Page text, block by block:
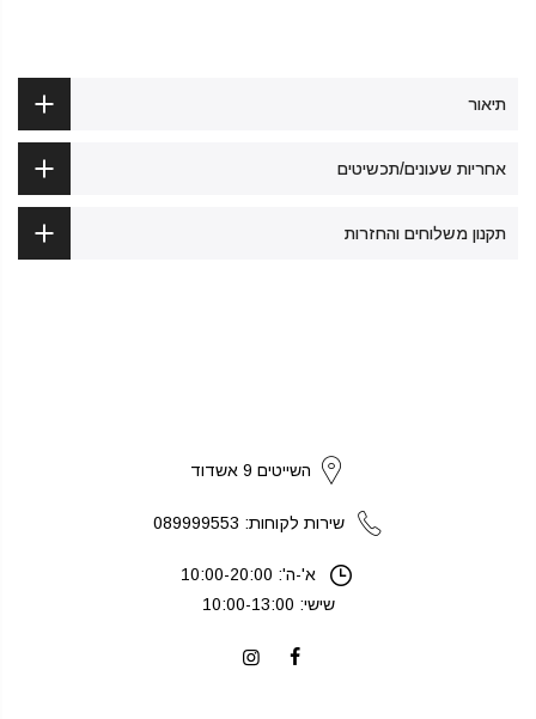
תיאור
אחריות שעונים/תכשיטים
תקנון משלוחים והחזרות
השייטים 9 אשדוד
שירות לקוחות: 089999553
א'-ה': 10:00-20:00
שישי: 10:00-13:00